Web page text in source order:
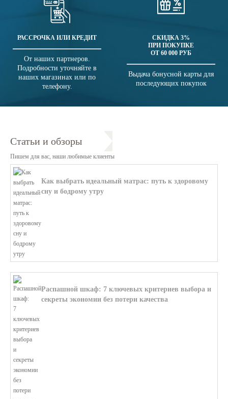
РАССРОЧКА ИЛИ КРЕДИТ
От наших партнеров.
Подробности уточняйте в
наших магазинах или по
телефону.
СКИДКА 3%
ПРИ ПОКУПКЕ
ОТ 60 000 РУБ
Выдача бонусной карты для
последующих покупок
Статьи и обзоры
Пишем для вас, наши любимые клиенты
Как выбрать идеальный матрас: путь к здоровому
сну и бодрому утру
Распашной шкаф: 7 ключевых критериев выбора и
секреты экономии без потери качества